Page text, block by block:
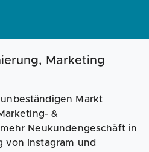
Marketing
Markt
&
Neukundengeschäft in
von Instagram und